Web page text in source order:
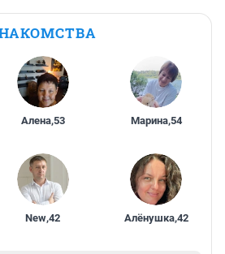
Алена,53 Марина,54
New,42 Алёнушка,42